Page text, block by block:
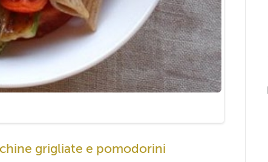
grigliate e pomodorini